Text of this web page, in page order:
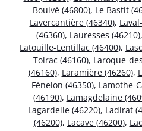
Boulvé (46800), Le Bastit
Lavercantière (46340),
(46360), Lauresses (46210),
Latouille-Lentillac (46400),
Toirac (46160), Laroque-
(46160), Laramière (46260),
Fénelon (46350), Lamothe-
(46190), Lamagdelaine
Lagardelle (46220), Ladirat
(46200), Lacave (46200),